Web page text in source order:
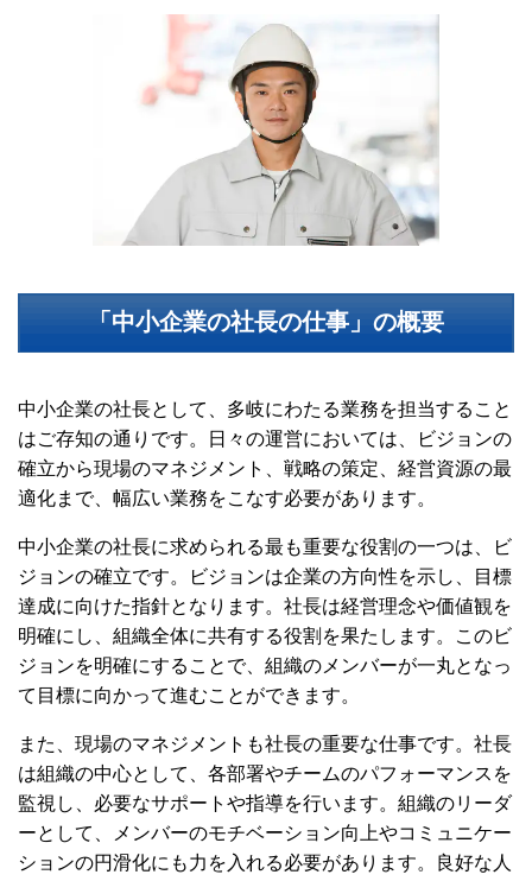
「中小企業の社長の仕事」の概要
中小企業の社長として、多岐にわたる業務を担当すること
はご存知の通りです。日々の運営においては、ビジョンの
確立から現場のマネジメント、戦略の策定、経営資源の最
適化まで、幅広い業務をこなす必要があります。
中小企業の社長に求められる最も重要な役割の一つは、ビ
ジョンの確立です。ビジョンは企業の方向性を示し、目標
達成に向けた指針となります。社長は経営理念や価値観を
明確にし、組織全体に共有する役割を果たします。このビ
ジョンを明確にすることで、組織のメンバーが一丸となっ
て目標に向かって進むことができます。
また、現場のマネジメントも社長の重要な仕事です。社長
は組織の中心として、各部署やチームのパフォーマンスを
監視し、必要なサポートや指導を行います。組織のリーダ
ーとして、メンバーのモチベーション向上やコミュニケー
ションの円滑化にも力を入れる必要があります。良好な人